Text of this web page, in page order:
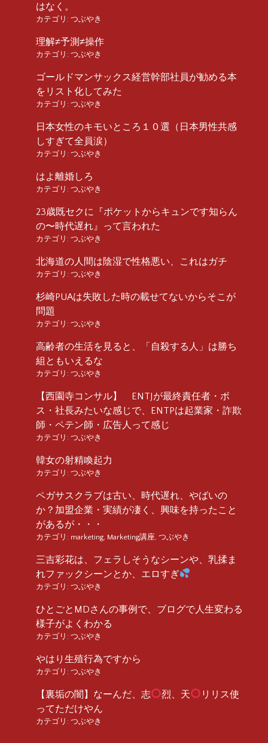
はなく。
カテゴリ: つぶやき
理解≠予測≠操作
カテゴリ: つぶやき
ゴールドマンサックス経営幹部社員が勧める本
をリスト化してみた
カテゴリ: つぶやき
日本女性のキモいところ１０選（日本男性共感
しすぎて全員涙）
カテゴリ: つぶやき
はよ離婚しろ
カテゴリ: つぶやき
23歳既セクに『ポケットからキュンです知らん
の〜時代遅れ』って言われた
カテゴリ: つぶやき
北海道の人間は陰湿で性格悪い、これはガチ
カテゴリ: つぶやき
杉崎PUAは失敗した時の載せてないからそこが
問題
カテゴリ: つぶやき
高齢者の生活を見ると、「自殺する人」は勝ち
組ともいえるな
カテゴリ: つぶやき
【西園寺コンサル】 ENTJが最終責任者・ボ
ス・社長みたいな感じで、ENTPは起業家・詐欺
師・ペテン師・広告人って感じ
カテゴリ: つぶやき
韓女の射精喚起力
カテゴリ: つぶやき
ペガサスクラブは古い、時代遅れ、やばいの
か？加盟企業・実績が凄く、興味を持ったこと
があるが・・・
カテゴリ: marketing Marketing講座 つぶやき
三吉彩花は、フェラしそうなシーンや、乳揉ま
れファックシーンとか、エロすぎ
カテゴリ: つぶやき
ひとごとMDさんの事例で、ブログで人生変わる
様子がよくわかる
カテゴリ: つぶやき
やはり生殖行為ですから
カテゴリ: つぶやき
【裏垢の闇】なーんだ、志 烈、天
リリス使
ってただけやん
カテゴリ: つぶやき